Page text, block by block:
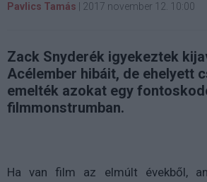
Pavlics Tamás 2017 november 12. 10:00
Zack Snyderék igyekeztek
Acélember hibáit, de ehelyett
emelték azokat egy
filmmonstrumban.
Ha van film az elmúlt évekből,